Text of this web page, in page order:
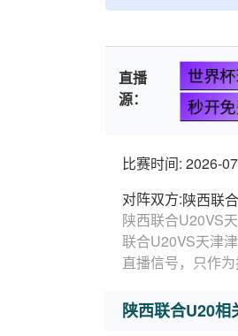
直播
源：
世界
秒开
比赛时间: 2026-
对阵双方:陕西联
陕西联合U20VS
联合U20VS天津
直播信号，只作
陕西联合U20相